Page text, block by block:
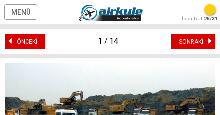
MENÜ
İstanbul 25/31
ÖNCEKİ SONRAKİ
1 / 14